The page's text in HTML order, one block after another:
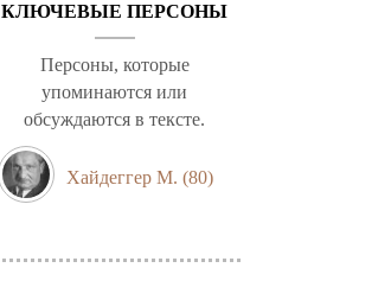
КЛЮЧЕВЫЕ ПЕРСОНЫ
Персоны, которые
упоминаются или
обсуждаются в тексте.
Хайдеггер М. (80)